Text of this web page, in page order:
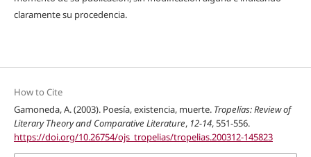
claramente su procedencia.
How to Cite
Gamoneda, A. (2003). Poesía, existencia, muerte. Tropelías: Review of
Literary Theory and Comparative Literature, 12-14, 551-556.
https://doi.org/10.26754/ojs_tropelias/tropelias.200312-145823